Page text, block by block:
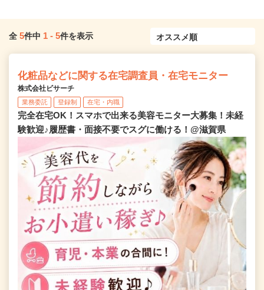
全 5件中 1 - 5件を表示
化粧品などに関する在宅調査員・在宅モニター
株式会社ビサーチ
業務委託 登録制 在宅・内職
完全在宅OK！スマホで出来る美容モニター大募集！未経
験歓迎♪履歴書・面接不要でスグに働ける！@滋賀県